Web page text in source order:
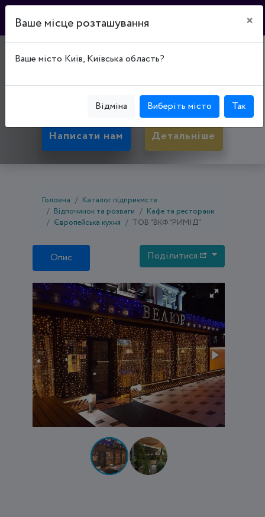
"ВЕЛЮР"
вул. Лбва Толстого, буд. 43
Написати нам Детальніше
Головна
Каталог підприємств
Відпочинок та розваги
Кафе та ресторани
Європейська кухня
ТОВ "ВКФ "РИМІД"
Опис Поділитися
Ваше місце розташування ×
Ваше місто Київ, Київська область?
Відміна Виберіть місто Так